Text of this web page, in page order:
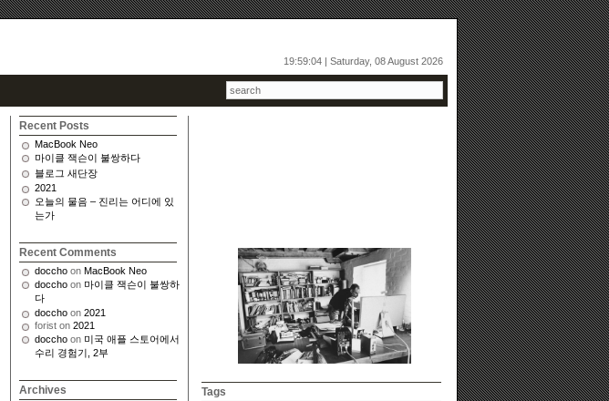
19:59:04 | Saturday, 08 August 2026
Recent Posts
MacBook Neo
마이클 잭슨이 불쌍하다
블로그 새단장
2021
오늘의 물음 – 진리는 어디에 있
는가
Recent Comments
doccho on MacBook Neo
doccho on 마이클 잭슨이 불쌍하
다
doccho on 2021
forist on 2021
doccho on 미국 애플 스토어에서
수리 경험기, 2부
Archives Tags